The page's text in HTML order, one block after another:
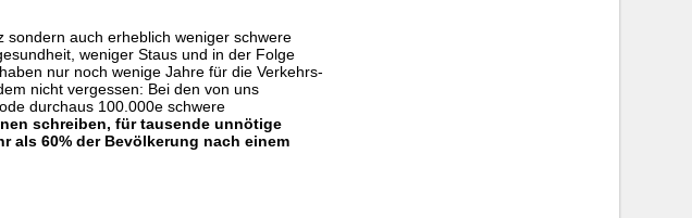
auch erheblich weniger schwere
weniger Staus und in der Folge
nur noch wenige Jahre für die Verkehrs-
nicht vergessen: Bei den von uns
durchaus 100.000e schwere
schreiben, für tausende unnötige
als 60% der Bevölkerung nach einem